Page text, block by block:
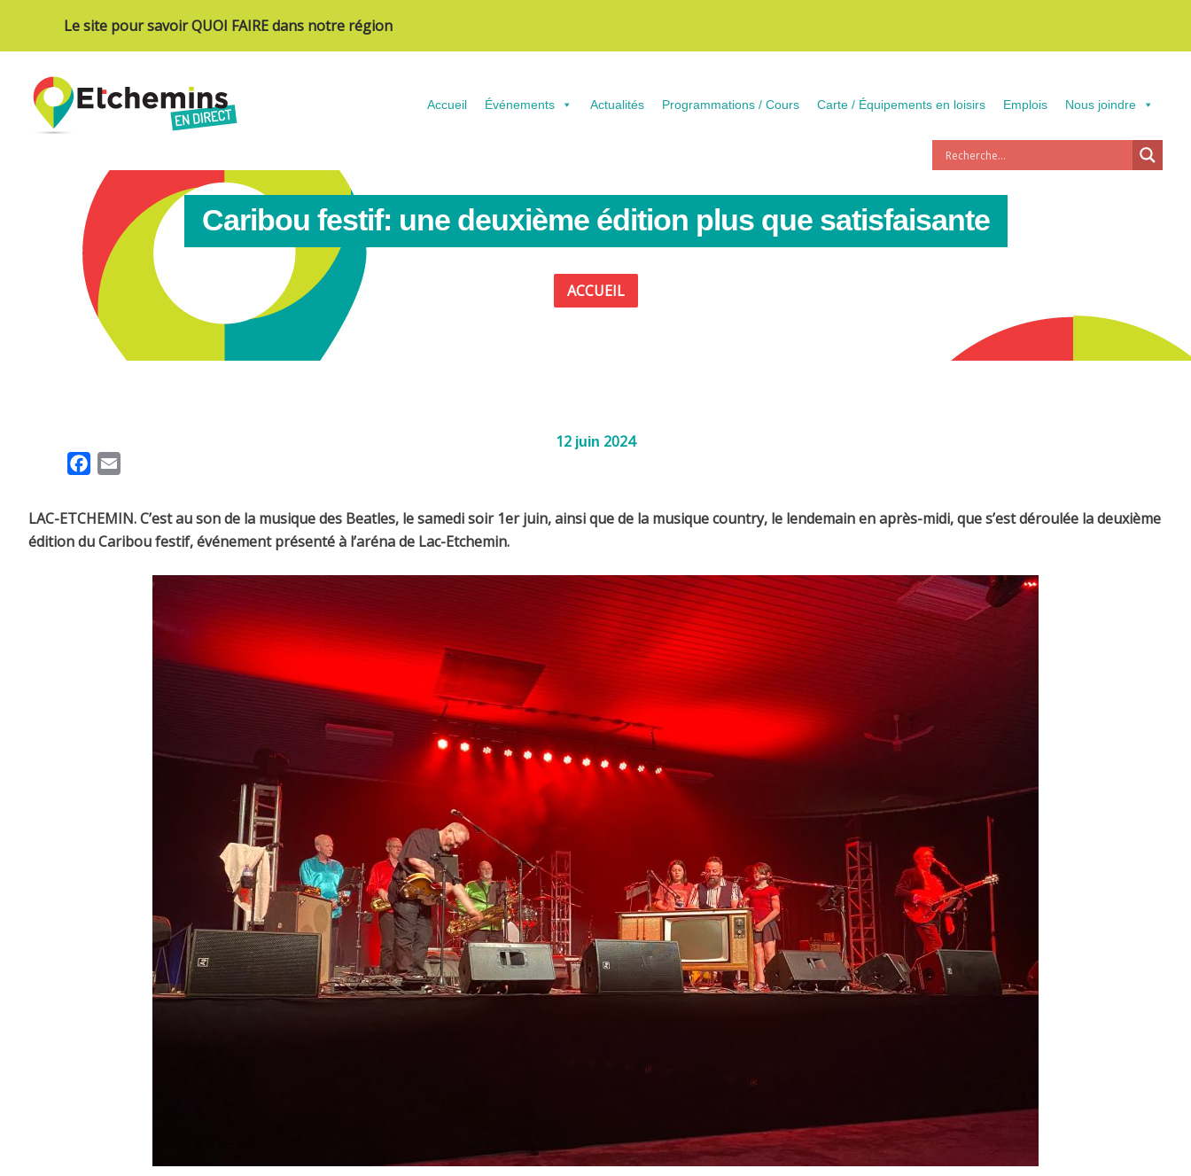
Le site pour savoir QUOI FAIRE dans notre région
Accueil Événements Actualités Programmations / Cours Carte / Équipements en loisirs Emplois Nous joindre
Caribou festif: une deuxième édition plus que satisfaisante
ACCUEIL
12 juin 2024
e
b
i
l
LAC-ETCHEMIN. C’est au son de la musique des Beatles, le samedi soir 1er juin, ainsi que de la musique country, le lendemain en après-midi, que s’est déroulée la deuxième
édition du Caribou festif, événement présenté à l’aréna de Lac-Etchemin.